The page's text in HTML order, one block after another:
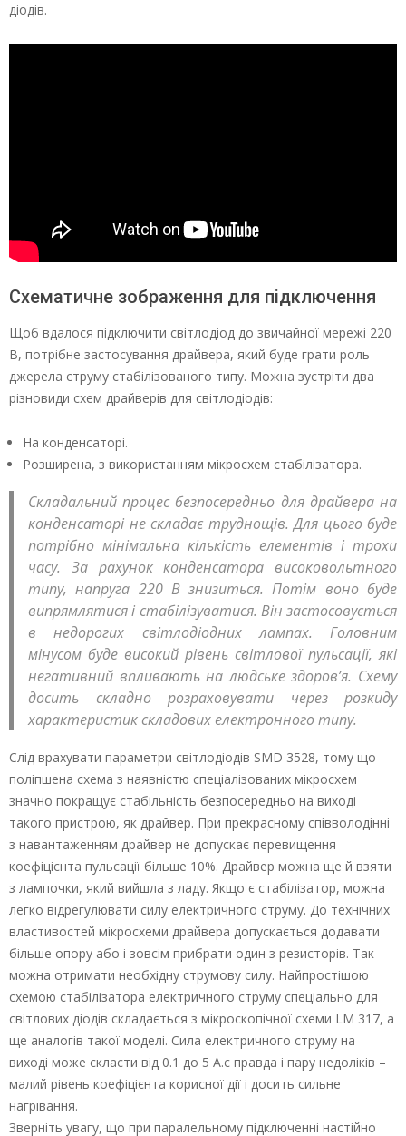
діодів.
Схематичне зображення для підключення
Щоб вдалося підключити світлодіод до звичайної мережі 220
В, потрібне застосування драйвера, який буде грати роль
джерела струму стабілізованого типу. Можна зустріти два
різновиди схем драйверів для світлодіодів:
На конденсаторі.
Розширена, з використанням мікросхем стабілізатора.
Складальний процес безпосередньо для драйвера на
конденсаторі не складає труднощів. Для цього буде
потрібно мінімальна кількість елементів і трохи
часу. За рахунок конденсатора високовольтного
типу, напруга 220 В знизиться. Потім воно буде
випрямлятися і стабілізуватися. Він застосовується
в недорогих світлодіодних лампах. Головним
мінусом буде високий рівень світлової пульсації, які
негативний впливають на людське здоров’я. Схему
досить складно розраховувати через розкиду
характеристик складових електронного типу.
Слід врахувати параметри світлодіодів SМD 3528, тому що
поліпшена схема з наявністю спеціалізованих мікросхем
значно покращує стабільність безпосередньо на виході
такого пристрою, як драйвер. При прекрасному співволодінні
з навантаженням драйвер не допускає перевищення
коефіцієнта пульсації більше 10%. Драйвер можна ще й взяти
з лампочки, який вийшла з ладу. Якщо є стабілізатор, можна
легко відрегулювати силу електричного струму. До технічних
властивостей мікросхеми драйвера допускається додавати
більше опору або і зовсім прибрати один з резисторів. Так
можна отримати необхідну струмову силу. Найпростішою
схемою стабілізатора електричного струму спеціально для
світлових діодів складається з мікроскопічної схеми LМ 317, а
ще аналогів такої моделі. Сила електричного струму на
виході може скласти від 0.1 до 5 А.є правда і пару недоліків –
малий рівень коефіцієнта корисної дії і досить сильне
нагрівання.
Зверніть увагу, що при паралельному підключенні настійно